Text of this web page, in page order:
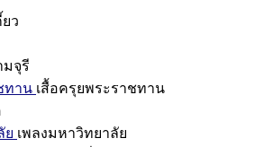
ว
มจุรี
ทาน เสื้อครุยพระราชทาน
ย เพลงมหาวิทยาลัย